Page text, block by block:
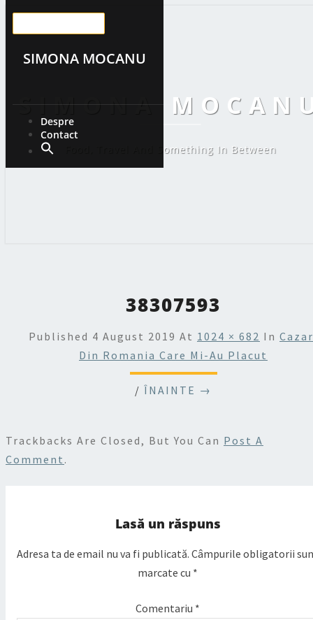
SIMONA MOCANU
Despre
Contact
SIMONA
Food, Travel And Something In Between
38307593
Published 4 August 2019 At 1024 × 682 In
Din Romania Care Mi-Au Placut
/ ÎNAINTE →
Trackbacks Are Closed, But You Can Post A
Comment .
Lasă un răspuns
Adresa ta de email nu va fi publicată. Câmpurile obligatorii
marcate cu *
Comentariu *